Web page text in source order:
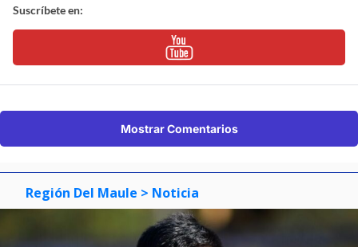
Suscríbete en:
Mostrar Comentarios
Región Del Maule > Noticia